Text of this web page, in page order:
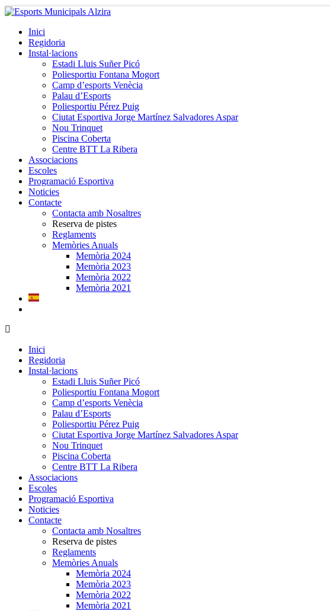
Inici
Regidoria
Instal·lacions
Estadi Lluis Suñer Picó
Poliesportiu Fontana Mogort
Camp d’esports Venècia
Palau d’Esports
Poliesportiu Pérez Puig
Ciutat Esportiva Jorge Martínez Salvadores Aspar
Nou Trinquet
Piscina Coberta
Centre BTT La Ribera
Associacions
Escoles
Programació Esportiva
Noticies
Contacte
Contacta amb Nosaltres
Reserva de pistes
Reglaments
Memòries Anuals
Memòria 2024
Memòria 2023
Memòria 2022
Memòria 2021
Inici
Regidoria
Instal·lacions
Estadi Lluis Suñer Picó
Poliesportiu Fontana Mogort
Camp d’esports Venècia
Palau d’Esports
Poliesportiu Pérez Puig
Ciutat Esportiva Jorge Martínez Salvadores Aspar
Nou Trinquet
Piscina Coberta
Centre BTT La Ribera
Associacions
Escoles
Programació Esportiva
Noticies
Contacte
Contacta amb Nosaltres
Reserva de pistes
Reglaments
Memòries Anuals
Memòria 2024
Memòria 2023
Memòria 2022
Memòria 2021